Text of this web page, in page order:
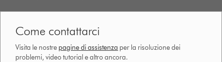
Come contattarci
Visita le nostre pagine di assistenza per la risoluzione dei
problemi, video tutorial e altro ancora.